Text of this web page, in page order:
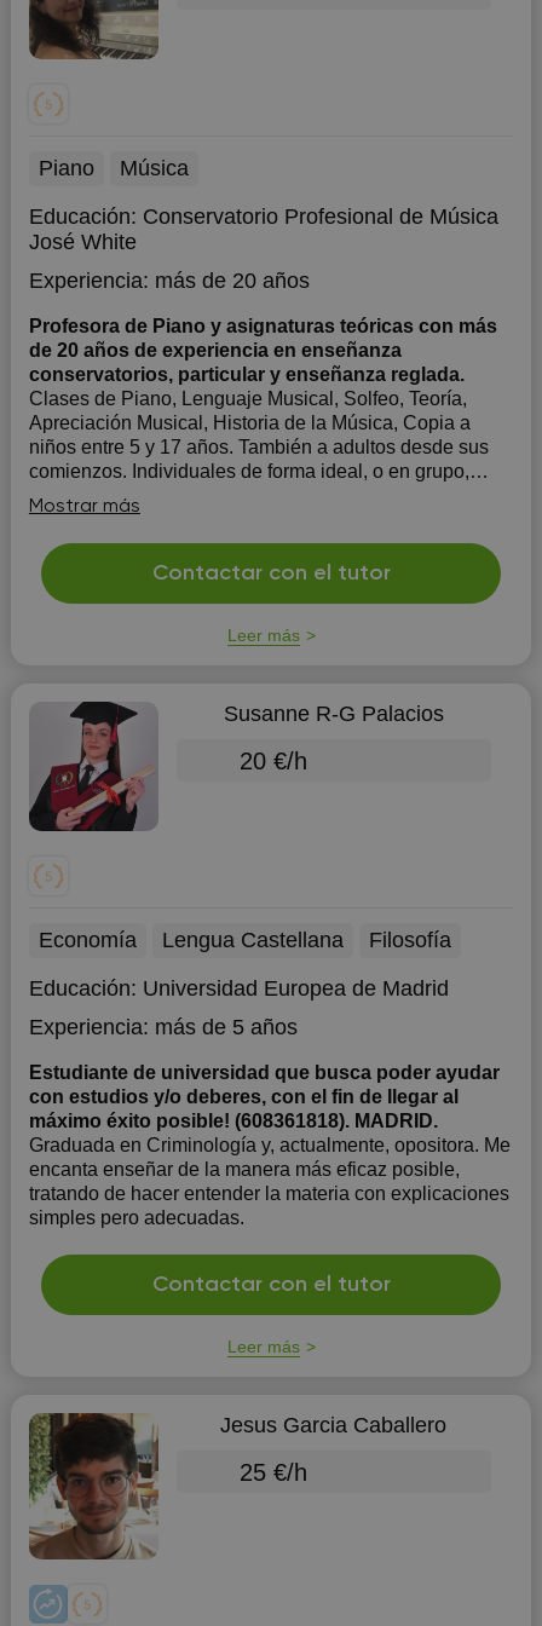
Piano
Música
Educación: Conservatorio Profesional de Música
José White
Experiencia: más de 20 años
Profesora de Piano y asignaturas teóricas con más
de 20 años de experiencia en enseñanza
conservatorios, particular y enseñanza reglada.
Clases de Piano, Lenguaje Musical, Solfeo, Teoría,
Apreciación Musical, Historia de la Música, Copia a
niños entre 5 y 17 años. También a adultos desde sus
comienzos. Individuales de forma ideal, o en grupo,
según el objetivo y expectativa de cada alumno.
Familiarizarción de los niños con la música...
Mostrar más
Contactar con el tutor
Leer más
Susanne R-G Palacios
20 €/h
Economía Lengua Castellana
Filosofía
Educación: Universidad Europea de Madrid
Experiencia: más de 5 años
Estudiante de universidad que busca poder ayudar
con estudios y/o deberes, con el fin de llegar al
máximo éxito posible! (608361818). MADRID.
Graduada en Criminología y, actualmente, opositora. Me
encanta enseñar de la manera más eficaz posible,
tratando de hacer entender la materia con explicaciones
simples pero adecuadas.
Contactar con el tutor
Leer más
Jesus Garcia Caballero
25 €/h